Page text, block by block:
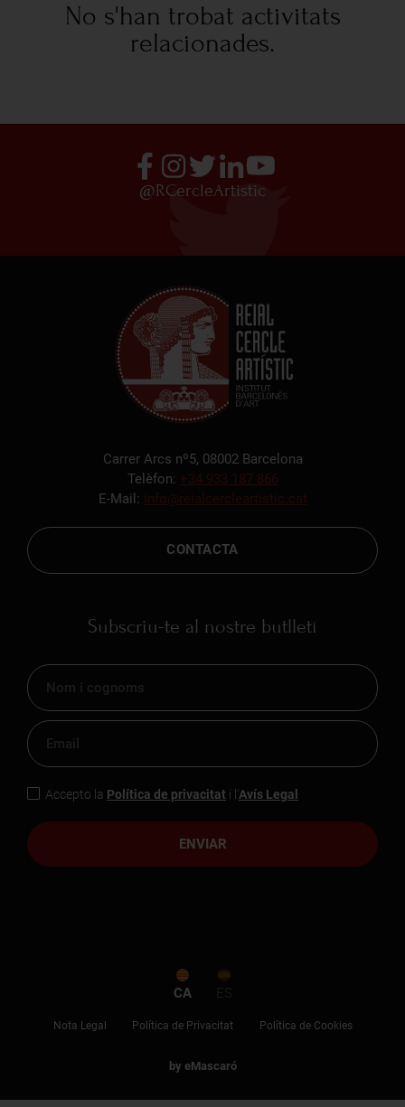
No s'han trobat activitats
relacionades.
@RCercleArtistic
Carrer Arcs nº5, 08002 Barcelona
Telèfon: +34 933 187 866
E-Mail: info@reialcercleartistic.cat
CONTACTA
Subscriu-te al nostre butlletí
ENVIAR
Accepto la Política de privacitat i l'Avís Legal
CA ES
Nota Legal Política de Privacitat Política de Cookies
by eMascaró